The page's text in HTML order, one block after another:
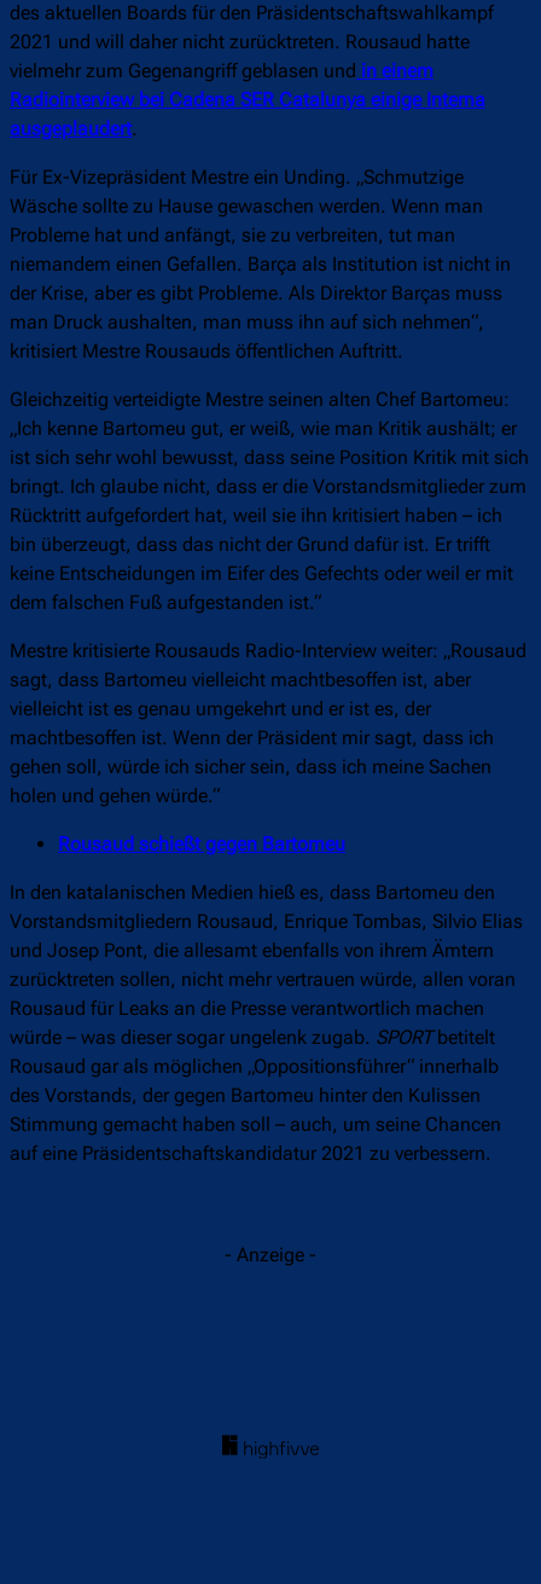
des aktuellen Boards für den Präsidentschaftswahlkampf
2021 und will daher nicht zurücktreten. Rousaud hatte
vielmehr zum Gegenangriff geblasen und in einem
Radiointerview bei Cadena SER Catalunya einige Interna
ausgeplaudert.
Für Ex-Vizepräsident Mestre ein Unding. „Schmutzige
Wäsche sollte zu Hause gewaschen werden. Wenn man
Probleme hat und anfängt, sie zu verbreiten, tut man
niemandem einen Gefallen. Barça als Institution ist nicht in
der Krise, aber es gibt Probleme. Als Direktor Barças muss
man Druck aushalten, man muss ihn auf sich nehmen“,
kritisiert Mestre Rousauds öffentlichen Auftritt.
Gleichzeitig verteidigte Mestre seinen alten Chef Bartomeu:
„Ich kenne Bartomeu gut, er weiß, wie man Kritik aushält; er
ist sich sehr wohl bewusst, dass seine Position Kritik mit sich
bringt. Ich glaube nicht, dass er die Vorstandsmitglieder zum
Rücktritt aufgefordert hat, weil sie ihn kritisiert haben – ich
bin überzeugt, dass das nicht der Grund dafür ist. Er trifft
keine Entscheidungen im Eifer des Gefechts oder weil er mit
dem falschen Fuß aufgestanden ist.“
Mestre kritisierte Rousauds Radio-Interview weiter: „Rousaud
sagt, dass Bartomeu vielleicht machtbesoffen ist, aber
vielleicht ist es genau umgekehrt und er ist es, der
machtbesoffen ist. Wenn der Präsident mir sagt, dass ich
gehen soll, würde ich sicher sein, dass ich meine Sachen
holen und gehen würde.“
Rousaud schießt gegen Bartomeu
In den katalanischen Medien hieß es, dass Bartomeu den
Vorstandsmitgliedern Rousaud, Enrique Tombas, Silvio Elias
und Josep Pont, die allesamt ebenfalls von ihrem Ämtern
zurücktreten sollen, nicht mehr vertrauen würde, allen voran
Rousaud für Leaks an die Presse verantwortlich machen
würde – was dieser sogar ungelenk zugab. SPORTbetitelt
Rousaud gar als möglichen „Oppositionsführer“ innerhalb
des Vorstands, der gegen Bartomeu hinter den Kulissen
Stimmung gemacht haben soll – auch, um seine Chancen
auf eine Präsidentschaftskandidatur 2021 zu verbessern.
- Anzeige -